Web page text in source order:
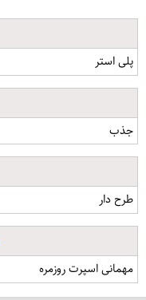
پلی استر
جذب
طرح دار
مهمانی اسپرت روزمره